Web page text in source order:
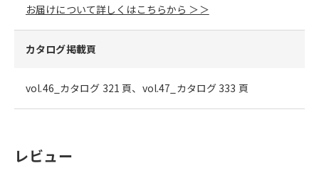
お届けについて詳しくはこちらから ＞＞
カタログ掲載頁
vol.46_カタログ 321 頁、vol.47_カタログ 333 頁
レビュー